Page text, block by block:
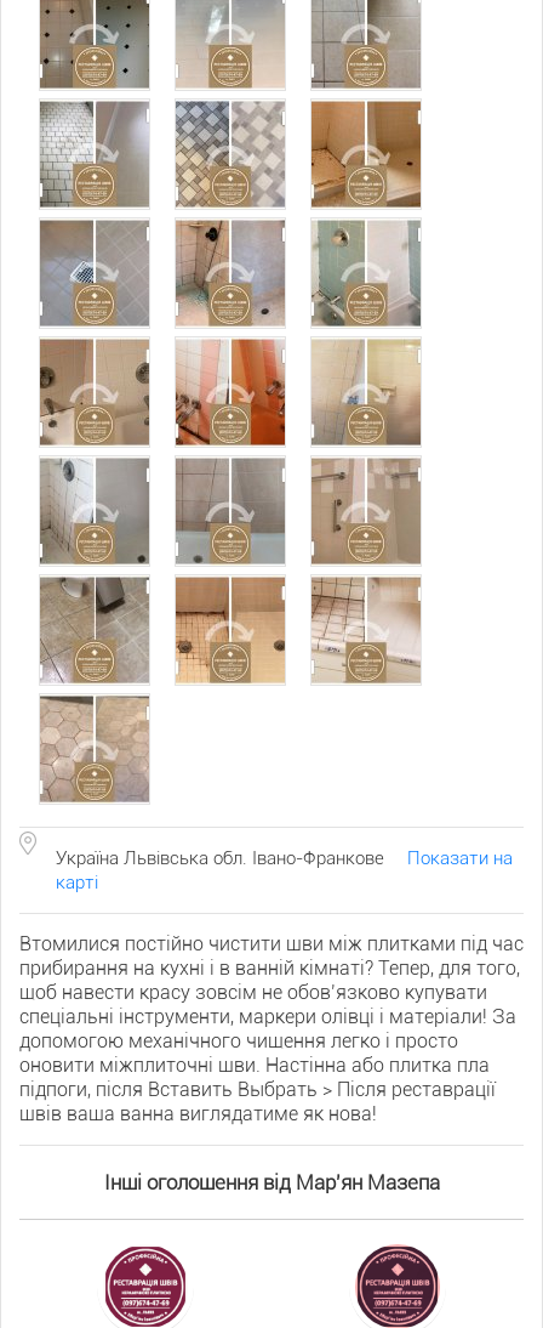
Україна Львівська обл. Івано-Франкове
Показати на
карті
Втомилися постійно чистити шви між плитками під час
прибирання на кухні і в ванній кімнаті? Тепер, для того,
щоб навести красу зовсім не обовʼязково купувати
спеціальні інструменти, маркери олівці і матеріали! За
допомогою механічного чищення легко і просто
оновити міжплиточні шви. Настінна або плитка пла
підпоги, після Вставить Выбрать > Після реставрації
швів ваша ванна виглядатиме як нова!
Інші оголошення від Мар'ян Мазепа